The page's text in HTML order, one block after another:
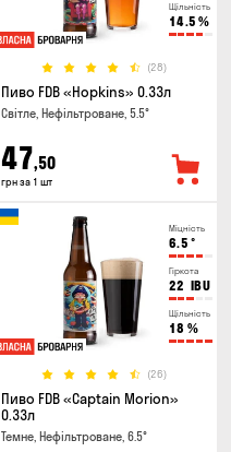
Щільність
14.5 %
(28)
Пиво FDB «Hopkins» 0.33л
Світле, Нефільтроване, 5.5°
47,50
грн за 1 шт
Міцність
6.5 °
Гіркота
22 IBU
Щільність
18 %
(26)
Пиво FDB «Captain Morion»
0.33л
Темне, Нефільтроване, 6.5°